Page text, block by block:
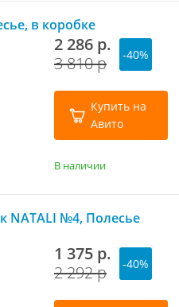
в коробке
2 286 р.
3 810 р
-40%
Купить на
Авито
В наличии
NATALI №4, Полесье
1 375 р.
2 292 р
-40%